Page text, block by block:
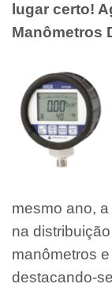
lugar certo!
Manômetros
mesmo ano,
na
manômetros
destacando-